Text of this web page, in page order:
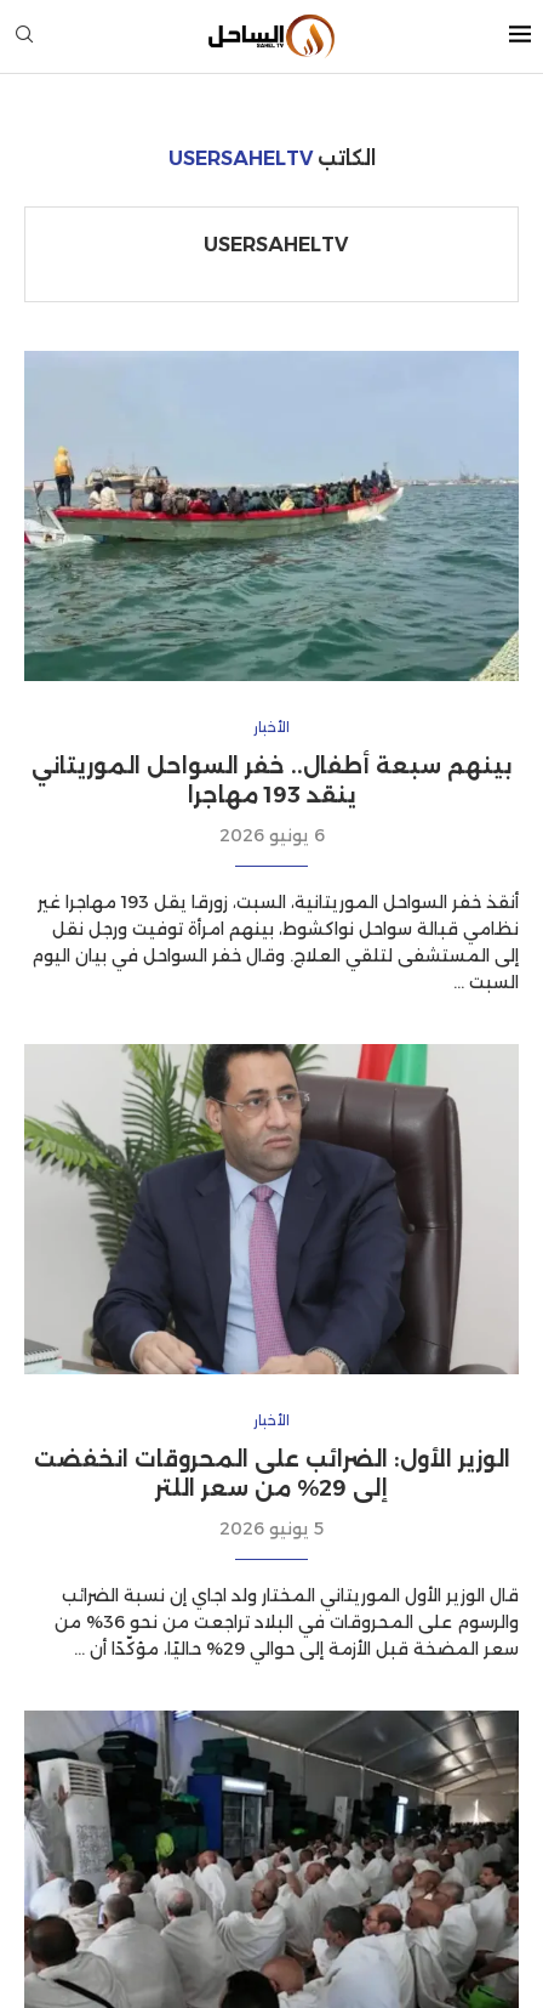
الكاتبUSERSAHELTV
USERSAHELTV
الأخبار
بينهم سبعة أطفال.. خفر السواحل الموريتاني
ينقد 193 مهاجرا
6 يونيو 2026
أنقذ خفر السواحل الموريتانية، السبت، زورقا يقل 193 مهاجرا غير
نظامي قبالة سواحل نواكشوط، بينهم امرأة توفيت ورجل نقل
إلى المستشفى لتلقي العلاج. وقال خفر السواحل في بيان اليوم
السبت …
الأخبار
الوزير الأول: الضرائب على المحروقات انخفضت
إلى 29% من سعر اللتر
5 يونيو 2026
قال الوزير الأول الموريتاني المختار ولد اجاي إن نسبة الضرائب
والرسوم على المحروقات في البلاد تراجعت من نحو 36% من
سعر المضخة قبل الأزمة إلى حوالي 29% حاليًا، مؤكّدًا أن …